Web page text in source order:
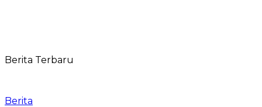
Berita Terbaru
Berita